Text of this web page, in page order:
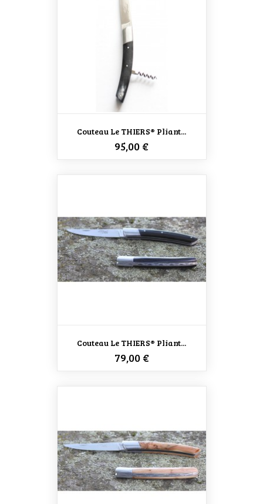
Couteau Le THIERS® Pliant...
Prix
95,00 €
Couteau Le THIERS® Pliant...
Prix
79,00 €